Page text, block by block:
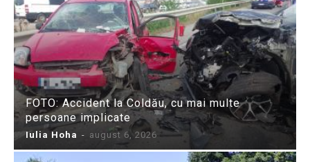
FOTO: Accident la Coldău, cu mai multe
persoane implicate
Iulia Hoha - august 6, 2026